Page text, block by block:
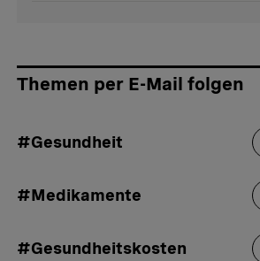
Themen per E-Mail folgen
#Gesundheit
#Medikamente
#Gesundheitskosten